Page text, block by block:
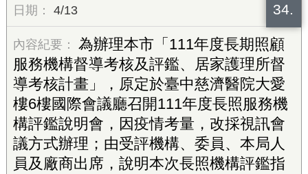
34.
4/13
為辦理本市「111年度長期照顧
服務機構督導考核及評鑑、居家護理所督
導考核計畫」，原定於臺中慈濟醫院大愛
樓6樓國際會議廳召開111年度長照服務機
構評鑑說明會，因疫情考量，改採視訊會
議方式辦理；由受評機構、委員、本局人
員及廠商出席，說明本次長照機構評鑑指